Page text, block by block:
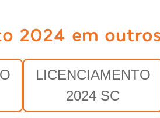
2024 em
LICENCIAMENTO
2024 SC